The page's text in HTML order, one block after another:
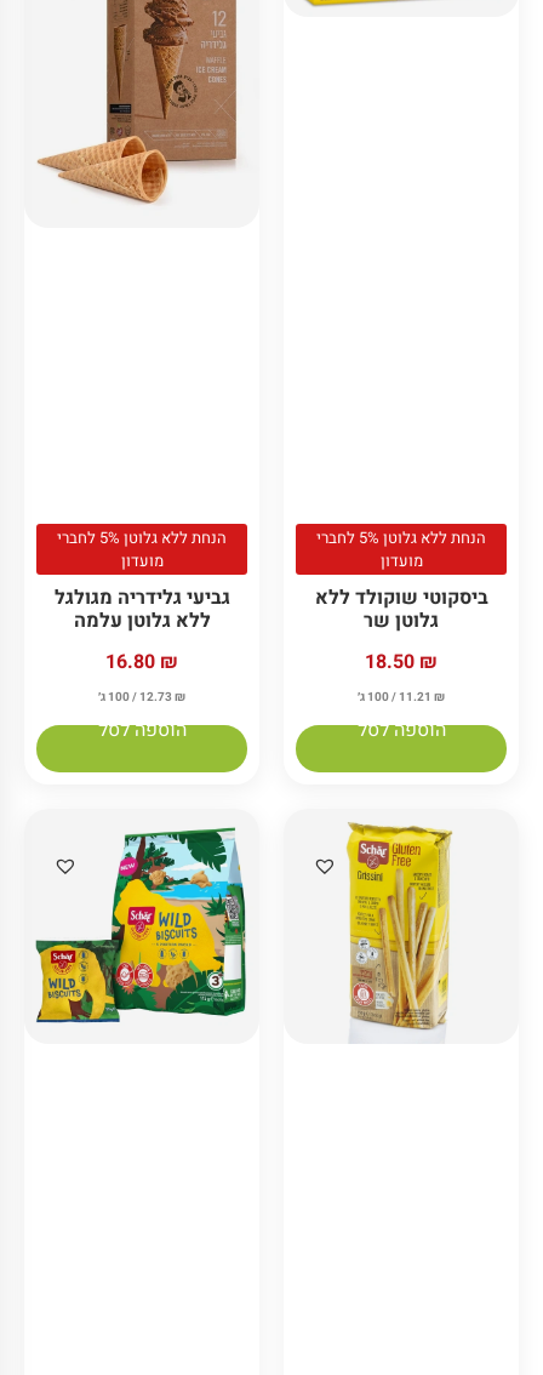
הנחת ללא גלוטן 5% לחברי
מועדון
ביסקוטי שוקולד ללא
גלוטן שר
18.50 ₪
11.21 ₪ / 100 ג׳
הוספה לסל
הנחת ללא גלוטן 5% לחברי
מועדון
גביעי גלידריה מגולגל
ללא גלוטן עלמה
16.80 ₪
12.73 ₪ / 100 ג׳
הוספה לסל